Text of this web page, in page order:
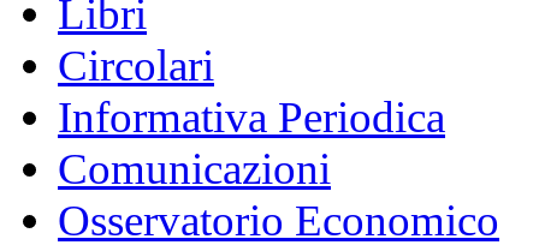
Libri
Circolari
Informativa Periodica
Comunicazioni
Osservatorio Economico